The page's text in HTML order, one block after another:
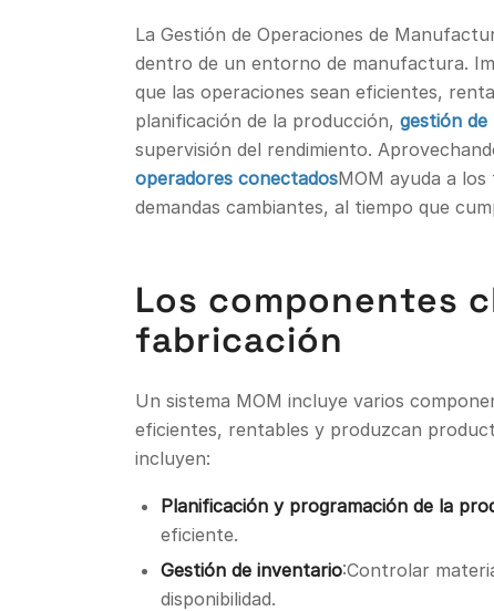
La Gestión de Operaciones de
dentro de un entorno de manufactura.
que las operaciones sean eficientes,
planificación de la producción, gestión
supervisión del rendimiento.
operadores conectadosMOM ayuda a
demandas cambiantes, al tiempo que
Los componentes
fabricación
Un sistema MOM incluye varios
eficientes, rentables y produzcan
incluyen:
Planificación y programación de la
eficiente.
Gestión de inventario:Controlar
disponibilidad.